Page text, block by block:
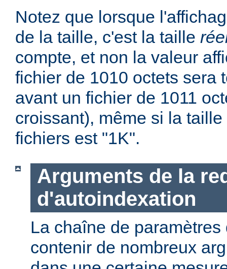
Notez que lorsque
de la taille, c'est la taille
compte, et non la valeur
fichier de 1010 octets sera
avant un fichier de 1011
croissant), même si la
fichiers est "1K".
Arguments de la
d'autoindexation
La chaîne de
contenir de nombreux